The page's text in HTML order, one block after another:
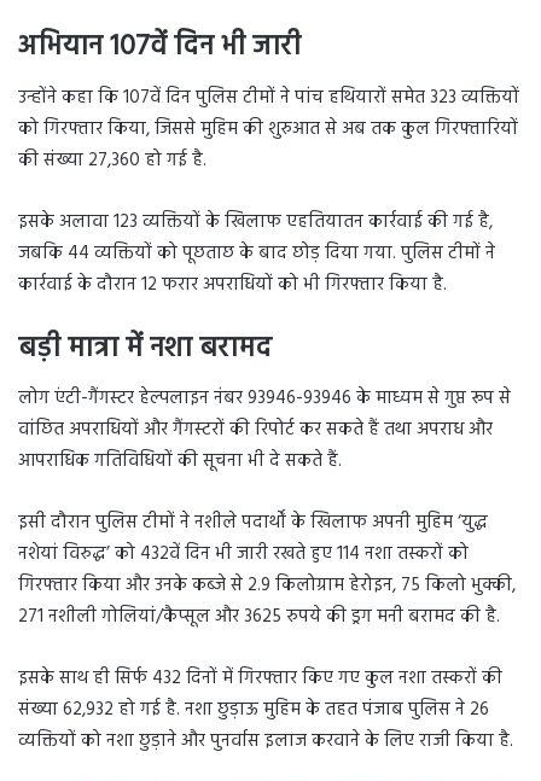
अभियान 107वें दिन भी जारी
उन्होंने कहा कि 107वें दिन पुलिस टीमों ने पांच हथियारों समेत 323 व्यक्तियों
को गिरफ्तार किया, जिससे मुहिम की शुरुआत से अब तक कुल गिरफ्तारियों
की संख्या 27,360 हो गई है.
इसके अलावा 123 व्यक्तियों के खिलाफ एहतियातन कार्रवाई की गई है,
जबकि 44 व्यक्तियों को पूछताछ के बाद छोड़ दिया गया. पुलिस टीमों ने
कार्रवाई के दौरान 12 फरार अपराधियों को भी गिरफ्तार किया है.
बड़ी मात्रा में नशा बरामद
लोग एंटी-गैंगस्टर हेल्पलाइन नंबर 93946-93946 के माध्यम से गुप्त रूप से
वांछित अपराधियों और गैंगस्टरों की रिपोर्ट कर सकते हैं तथा अपराध और
आपराधिक गतिविधियों की सूचना भी दे सकते हैं.
इसी दौरान पुलिस टीमों ने नशीले पदार्थों के खिलाफ अपनी मुहिम ‘युद्ध
नशेयां विरुद्ध’ को 432वें दिन भी जारी रखते हुए 114 नशा तस्करों को
गिरफ्तार किया और उनके कब्जे से 2.9 किलोग्राम हेरोइन, 75 किलो भुक्की,
271 नशीली गोलियां/कैप्सूल और 3625 रुपये की ड्रग मनी बरामद की है.
इसके साथ ही सिर्फ 432 दिनों में गिरफ्तार किए गए कुल नशा तस्करों की
संख्या 62,932 हो गई है. नशा छुड़ाऊ मुहिम के तहत पंजाब पुलिस ने 26
व्यक्तियों को नशा छुड़ाने और पुनर्वास इलाज करवाने के लिए राजी किया है.